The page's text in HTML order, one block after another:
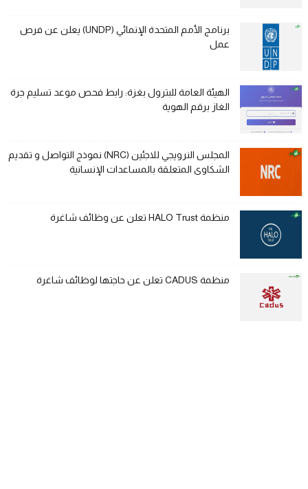
برنامج الأمم المتحدة الإنمائي (UNDP) يعلن عن فرص
عمل
الهيئة العامة للبترول بغزة: رابط فحص موعد تسليم جرة
الغاز برقم الهوية
المجلس النرويجي للاجئين (NRC) نموذج التواصل و تقديم
الشكاوى المتعلقة بالمساعدات الإنسانية
منظمة HALO Trust تعلن عن وظائف شاغرة
منظمة CADUS تعلن عن حاجتها لوظائف شاغرة